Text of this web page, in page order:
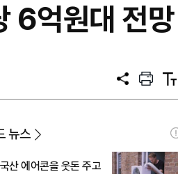
6억원대 전망
공
프
트
텍
트
뉴스
산 에어콘을 웃돈 주고